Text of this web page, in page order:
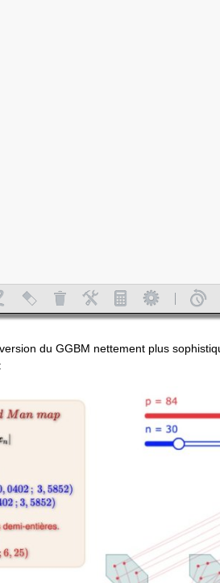
du GGBM nettement plus